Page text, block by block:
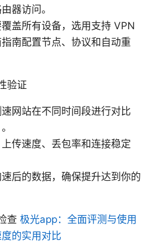
器访问。
盖所有设备，选用支持 VPN
南配置节点、协议和自动重
验证
网站在不同时间段进行对比
传速度、丢包率和连接稳定
后的数据，确保提升达到你的
查 极光app：全面评测与使用
的实用对比